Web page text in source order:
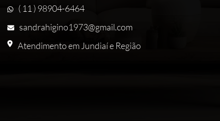
( 11 ) 98904-6464
sandrahigino1973@gmail.com
Atendimento em Jundiaí e Região